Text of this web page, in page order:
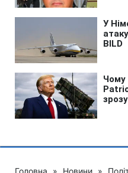
Головна » Новини »